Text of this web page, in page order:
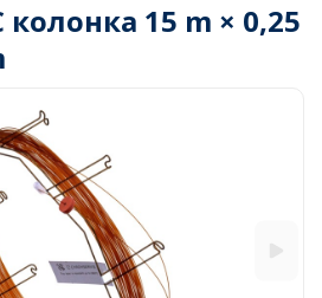
колонка 15 m × 0,25